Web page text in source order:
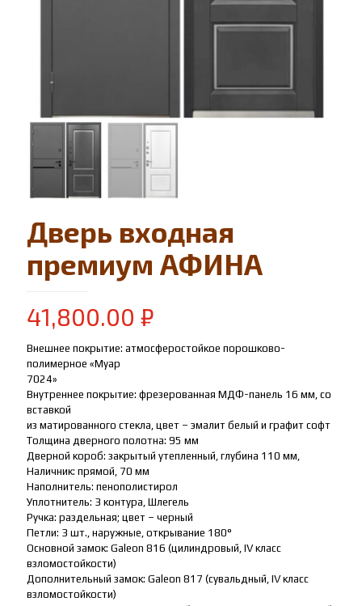
Дверь входная
премиум АФИНА
41,800.00 ₽
Внешнее покрытие: атмосферостойкое порошково-
полимерное «Муар
7024»
Внутреннее покрытие: фрезерованная МДФ-панель 16 мм, со
вставкой
из матированного стекла, цвет – эмалит белый и графит софт
Толщина дверного полотна: 95 мм
Дверной короб: закрытый утепленный, глубина 110 мм,
Наличник: прямой, 70 мм
Наполнитель: пенополистирол
Уплотнитель: 3 контура, Шлегель
Ручка: раздельная; цвет – черный
Петли: 3 шт., наружные, открывание 180°
Основной замок: Galeon 816 (цилиндровый, IV класс
взломостойкости)
Дополнительный замок: Galeon 817 (сувальдный, IV класс
взломостойкости)